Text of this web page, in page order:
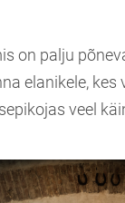
on palju
elanikele, kes
veel